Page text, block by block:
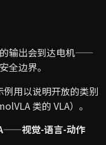
的输出会到达电机——
全边界。
例用以说明开放的类别
类的 VLA）。
视觉-语言-动作